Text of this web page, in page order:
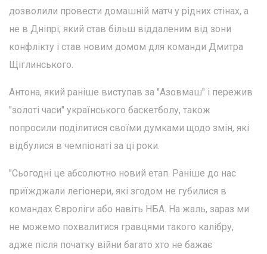
дозволили провести домашній матч у рідних стінах, а
не в Дніпрі, який став більш віддаленим від зони
конфлікту і став новим домом для команди Дмитра
Щіглинського.
Антона, який раніше виступав за "Азовмаш" і пережив
"золоті часи" українського баскетболу, також
попросили поділитися своїми думками щодо змін, які
відбулися в чемпіонаті за ці роки.
"Сьогодні це абсолютно новий етап. Раніше до нас
приїжджали легіонери, які згодом не губилися в
командах Євроліги або навіть НБА. На жаль, зараз ми
не можемо похвалитися гравцями такого калібру,
адже після початку війни багато хто не бажає